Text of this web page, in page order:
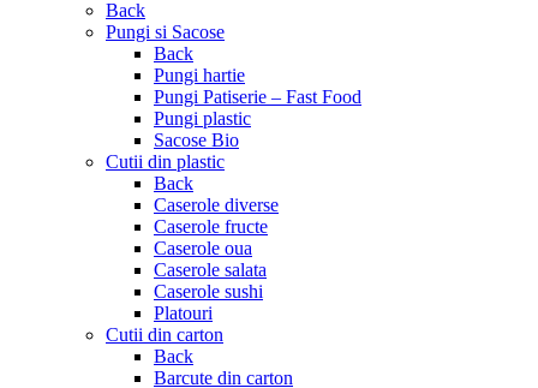
Back
Pungi si Sacose
Back
Pungi hartie
Pungi Patiserie – Fast Food
Pungi plastic
Sacose Bio
Cutii din plastic
Back
Caserole diverse
Caserole fructe
Caserole oua
Caserole salata
Caserole sushi
Platouri
Cutii din carton
Back
Barcute din carton